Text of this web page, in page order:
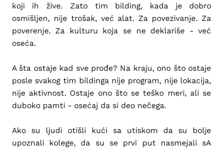
koji ih žive. Zato tim bilding, kada je dobro
osmišljen, nije trošak, već alat. Za povezivanje. Za
poverenje. Za kulturu koja se ne deklariše - već
oseća.
A šta ostaje kad sve prođe? Na kraju, ono što ostaje
posle svakog tim bildinga nije program, nije lokacija,
nije aktivnost. Ostaje ono što se teško meri, ali se
duboko pamti - osećaj da si deo nečega.
Ako su ljudi otišli kući sa utiskom da su bolje
upoznali kolege, da su se prvi put nasmejali sA